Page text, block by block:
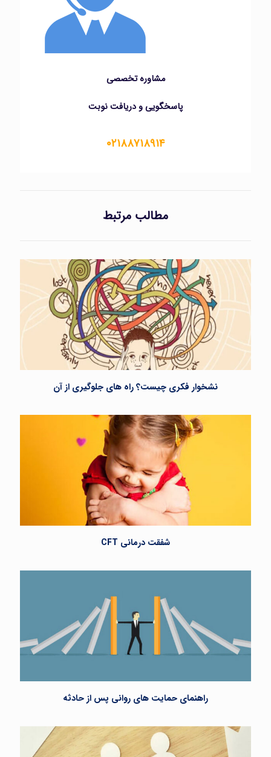
مشاوره تخصصی
پاسخگویی و دریافت نوبت
۰۲۱۸۸۷۱۸۹۱۴
مطالب مرتبط
نشخوار فکری چیست؟ راه های جلوگیری از آن
شفقت درمانی CFT
راهنمای حمایت های روانی پس از حادثه